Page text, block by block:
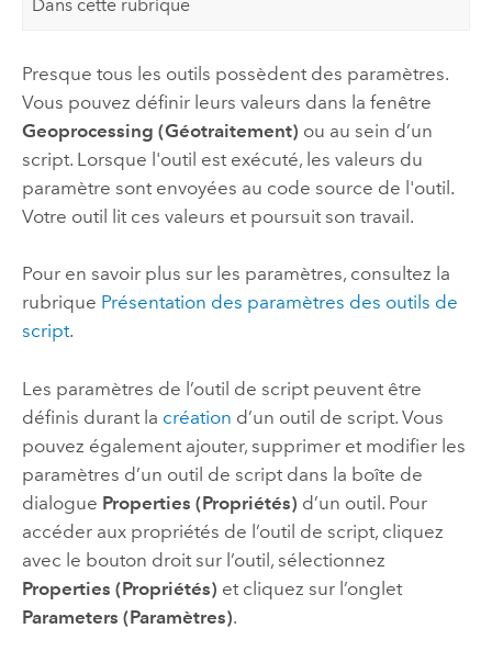
Dans cette rubrique
Presque tous les outils possèdent des paramètres.
Vous pouvez définir leurs valeurs dans la fenêtre
Geoprocessing (Géotraitement) ou au sein d’un
script. Lorsque l'outil est exécuté, les valeurs du
paramètre sont envoyées au code source de l'outil.
Votre outil lit ces valeurs et poursuit son travail.
Pour en savoir plus sur les paramètres, consultez la
rubrique Présentation des paramètres des outils de
script.
Les paramètres de l’outil de script peuvent être
définis durant la création d’un outil de script. Vous
pouvez également ajouter, supprimer et modifier les
paramètres d’un outil de script dans la boîte de
dialogue Properties (Propriétés) d’un outil. Pour
accéder aux propriétés de l’outil de script, cliquez
avec le bouton droit sur l’outil, sélectionnez
Properties (Propriétés) et cliquez sur l’onglet
Parameters (Paramètres).